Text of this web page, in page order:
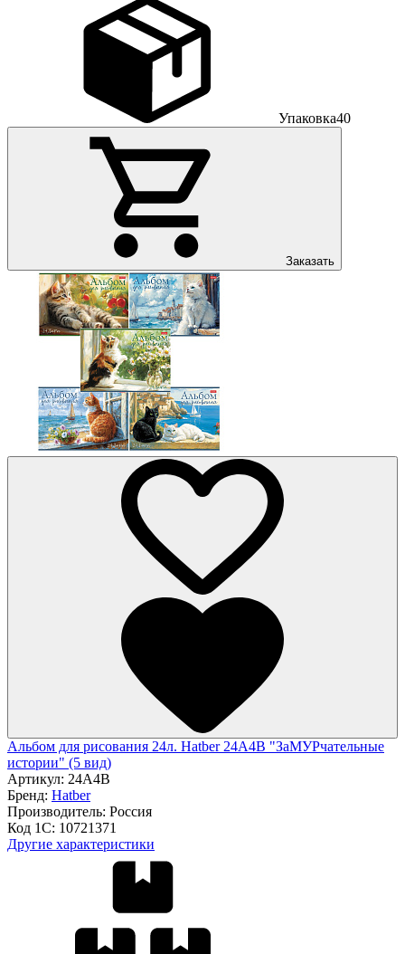
Упаковка40
Заказать
Альбом для рисования 24л. Hatber 24А4В "ЗаМУРчательные
истории" (5 вид)
Артикул: 24А4В
Бренд: Hatber
Производитель: Россия
Код 1С: 10721371
Другие характеристики